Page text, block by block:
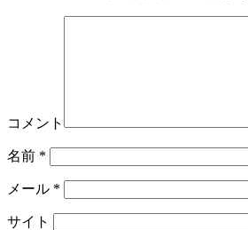
コメント
名前 *
メール *
サイト